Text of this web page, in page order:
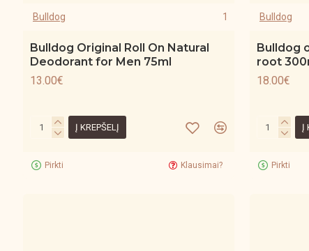
Bulldog 1
Bulldog Original Roll On Natural
Deodorant for Men 75ml
13.00€
Į KREPŠELĮ
Pirkti Klausimai?
Bulldog
Bulldog
root
18.00€
Į
Pirkti